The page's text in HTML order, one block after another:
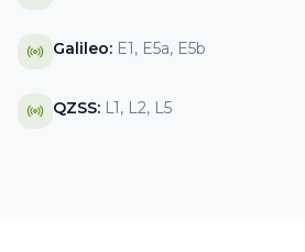
Galileo: E1, E5a, E5b
QZSS: L1, L2, L5